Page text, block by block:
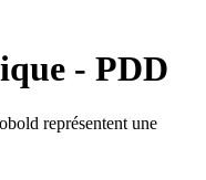
- PDD
représentent une